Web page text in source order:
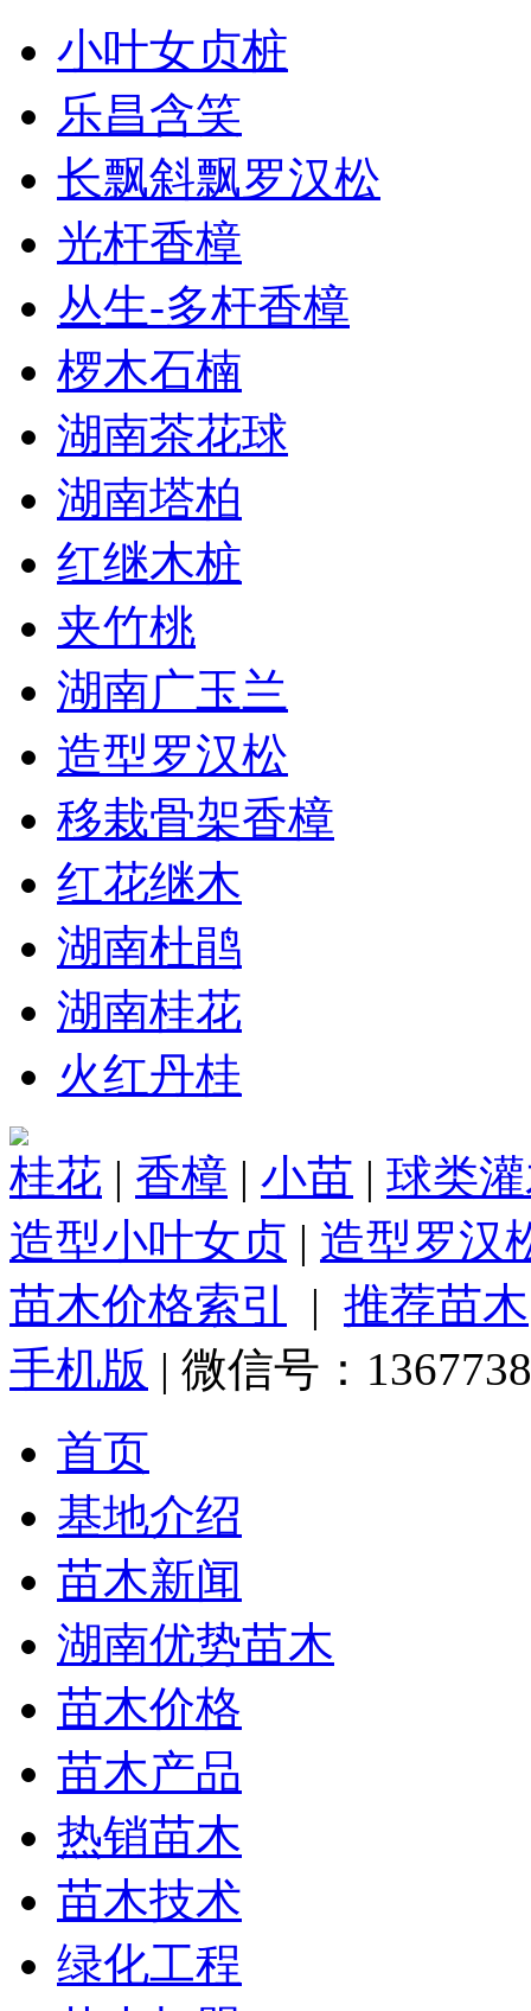
小叶女贞桩
乐昌含笑
长飘斜飘罗汉松
光杆香樟
丛生-多杆香樟
椤木石楠
湖南茶花球
湖南塔柏
红继木桩
夹竹桃
湖南广玉兰
造型罗汉松
移栽骨架香樟
红花继木
湖南杜鹃
湖南桂花
火红丹桂
桂花 | 香樟 | 小苗 | 球类
造型小叶女贞 | 造型罗汉
苗木价格索引
| 推荐苗木
手机版 | 微信号：
首页
基地介绍
苗木新闻
湖南优势苗木
苗木价格
苗木产品
热销苗木
苗木技术
绿化工程